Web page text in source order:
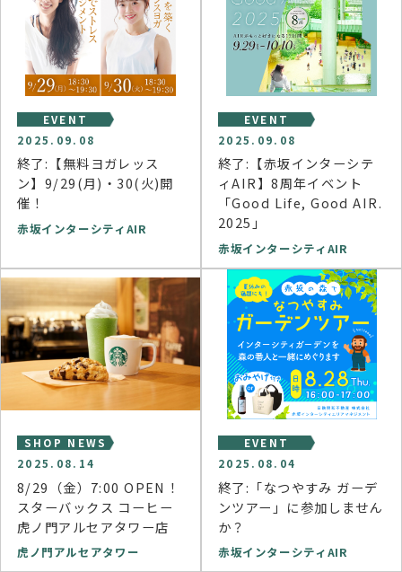
EVENT
2025.09.08
終了:【無料ヨガレッス
ン】9/29(月)・30(火)開
催！
赤坂インターシティAIR
EVENT
2025.09.08
終了:【赤坂インターシテ
ィAIR】8周年イベント
「Good Life, Good AIR.
2025」
赤坂インターシティAIR
SHOP NEWS
2025.08.14
8/29（金）7:00 OPEN！
スターバックス コーヒー
虎ノ門アルセアタワー店
虎ノ門アルセアタワー
EVENT
2025.08.04
終了:「なつやすみ ガーデ
ンツアー」に参加しません
か？
赤坂インターシティAIR